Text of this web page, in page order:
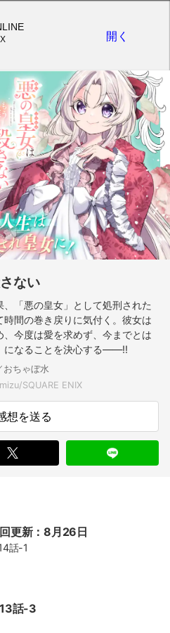
ない
「悪の皇女」として処刑された
間の巻き戻りに気付く。彼女は
今度は愛を求めず、今までとは
になることを決心する――!!
ちゃぼ水
想を送る
更新：8月26日
話-1
話-3
開く